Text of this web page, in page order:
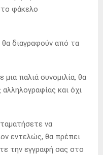
φάκελο
θα διαγραφούν από τα
παλιά συνομιλία, θα
και όχι
να
εντελώς, θα πρέπει
την εγγραφή σας στο